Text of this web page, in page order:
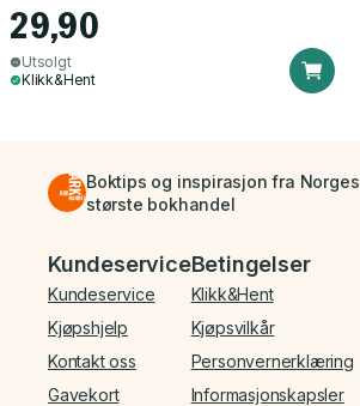
29,90
Utsolgt
Klikk&Hent
Boktips og inspirasjon fra Norges
største bokhandel
Bunnmeny
Kundeservice
Kundeservice
Kjøpshjelp
Kontakt oss
Gavekort
Betingelser
Klikk&Hent
Kjøpsvilkår
Personvernerklæring
Informasjonskapsler